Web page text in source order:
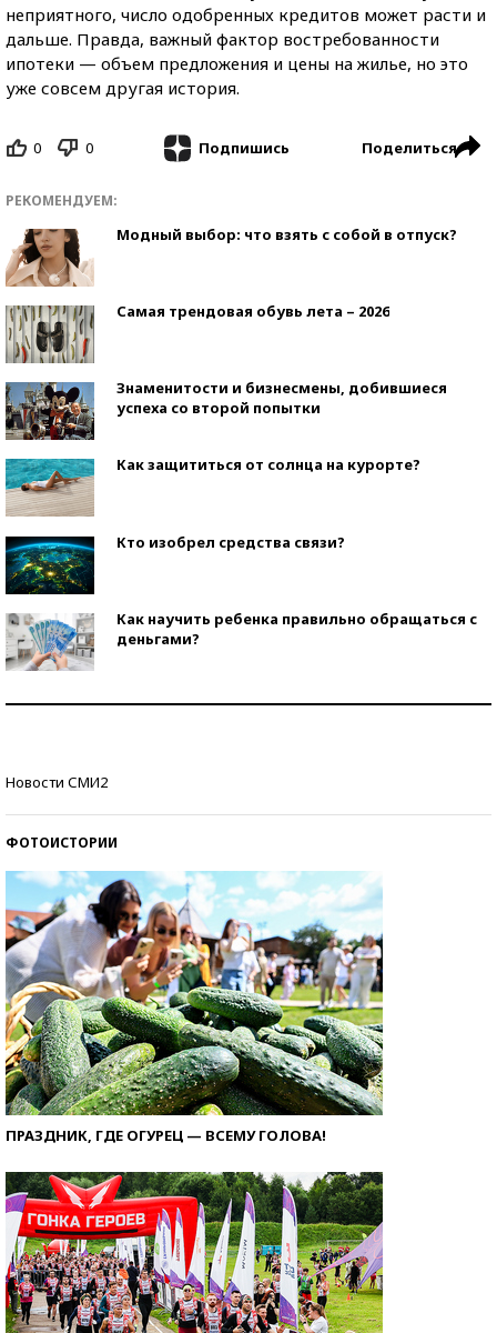
неприятного, число одобренных кредитов может расти и
дальше. Правда, важный фактор востребованности
ипотеки — объем предложения и цены на жилье, но это
уже совсем другая история.
0 0 Подпишись Поделиться
РЕКОМЕНДУЕМ:
Модный выбор: что взять с собой в отпуск?
Самая трендовая обувь лета – 2026
Знаменитости и бизнесмены, добившиеся
успеха со второй попытки
Как защититься от солнца на курорте?
Кто изобрел средства связи?
Как научить ребенка правильно обращаться с
деньгами?
Новости СМИ2
ФОТОИСТОРИИ
ПРАЗДНИК, ГДЕ ОГУРЕЦ — ВСЕМУ ГОЛОВА!